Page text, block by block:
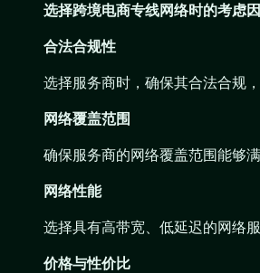
选择跨境电商专线网络时的考虑因
合法合规性
选择服务商时，确保其合法合规
网络覆盖范围
确保服务商的网络覆盖范围能够
网络性能
选择具有高带宽、低延迟的网络
价格与性价比